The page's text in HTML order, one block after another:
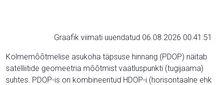
Graafik viimati uuendatud 06.08.2026 00:41:51
Kolmemõõtmelise asukoha täpsuse hinnang (PDOP) näitab
satelliitide geomeetria mõõtmist vaatluspunkti (tugijaama)
suhtes. PDOP-is on kombineeritud HDOP-i (horisontaalne ehk